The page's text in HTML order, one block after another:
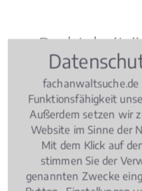
Sozialrecht, 16.01.2019
Arbeitsunfall:
gesetzliche
fachanwaltsuche.de
Funktionsfähigkeit
Außerdem setzen wir
Website im Sinne der
Mit dem Klick auf
stimmen Sie der
genannten Zwecke